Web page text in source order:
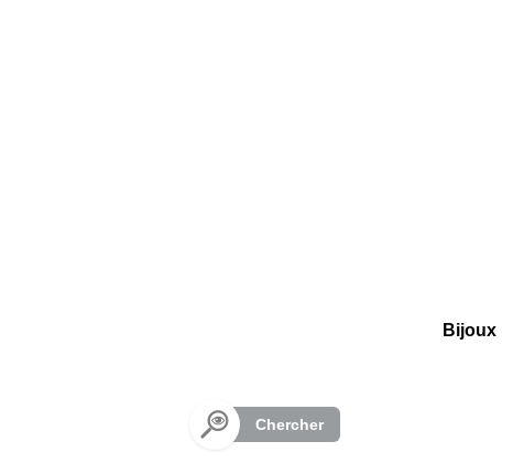
Bijoux
Chercher